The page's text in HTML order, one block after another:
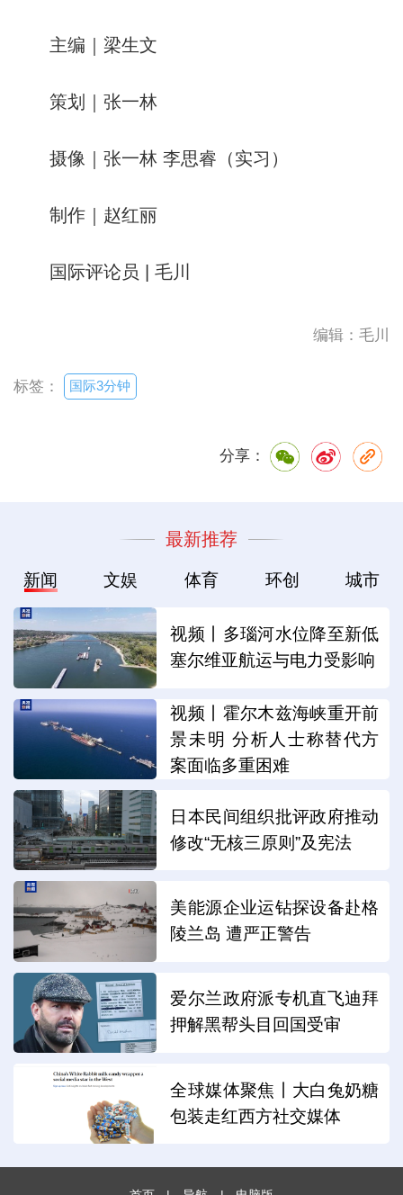
主编｜梁生文
策划｜张一林
摄像｜张一林 李思睿（实习）
制作｜赵红丽
国际评论员 | 毛川
编辑：毛川
标签： 国际3分钟
分享：
最新推荐
新闻 文娱 体育 环创 城市
视频丨多瑙河水位降至新低
塞尔维亚航运与电力受影响
视频丨霍尔木兹海峡重开前
景未明 分析人士称替代方
案面临多重困难
日本民间组织批评政府推动
修改“无核三原则”及宪法
美能源企业运钻探设备赴格
陵兰岛 遭严正警告
爱尔兰政府派专机直飞迪拜
押解黑帮头目回国受审
全球媒体聚焦丨大白兔奶糖
包装走红西方社交媒体